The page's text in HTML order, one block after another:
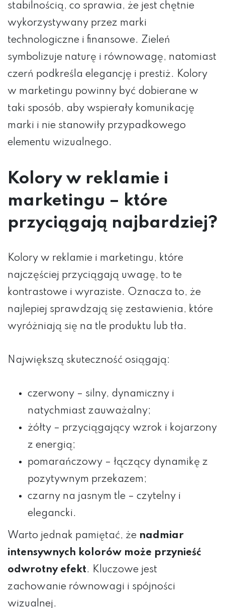
stabilnością, co sprawia, że jest chętnie
wykorzystywany przez marki
technologiczne i finansowe. Zieleń
symbolizuje naturę i równowagę, natomiast
czerń podkreśla elegancję i prestiż. Kolory
w marketingu powinny być dobierane w
taki sposób, aby wspierały komunikację
marki i nie stanowiły przypadkowego
elementu wizualnego.
Kolory w reklamie i
marketingu – które
przyciągają najbardziej?
Kolory w reklamie i marketingu, które
najczęściej przyciągają uwagę, to te
kontrastowe i wyraziste. Oznacza to, że
najlepiej sprawdzają się zestawienia, które
wyróżniają się na tle produktu lub tła.
Największą skuteczność osiągają:
czerwony – silny, dynamiczny i
natychmiast zauważalny;
żółty – przyciągający wzrok i kojarzony
z energią;
pomarańczowy – łączący dynamikę z
pozytywnym przekazem;
czarny na jasnym tle – czytelny i
elegancki.
Warto jednak pamiętać, że nadmiar
intensywnych kolorów może przynieść
odwrotny efekt. Kluczowe jest
zachowanie równowagi i spójności
wizualnej.